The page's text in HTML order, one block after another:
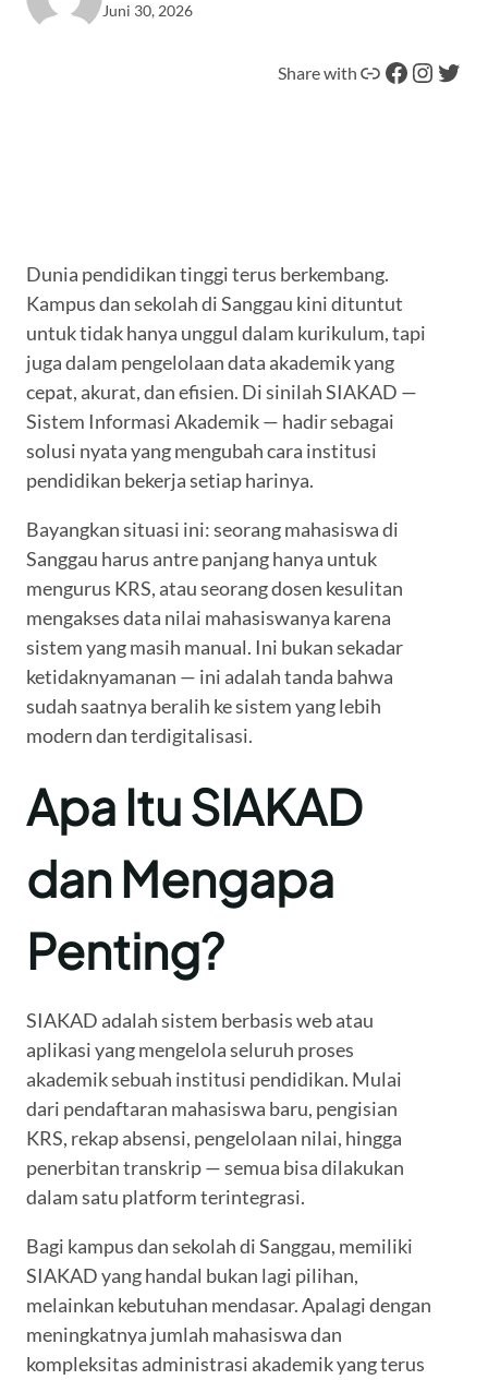
Juni 30, 2026
Share with Tautan Facebook Instagram Twitter
Dunia pendidikan tinggi terus berkembang.
Kampus dan sekolah di Sanggau kini dituntut
untuk tidak hanya unggul dalam kurikulum, tapi
juga dalam pengelolaan data akademik yang
cepat, akurat, dan efisien. Di sinilah SIAKAD —
Sistem Informasi Akademik — hadir sebagai
solusi nyata yang mengubah cara institusi
pendidikan bekerja setiap harinya.
Bayangkan situasi ini: seorang mahasiswa di
Sanggau harus antre panjang hanya untuk
mengurus KRS, atau seorang dosen kesulitan
mengakses data nilai mahasiswanya karena
sistem yang masih manual. Ini bukan sekadar
ketidaknyamanan — ini adalah tanda bahwa
sudah saatnya beralih ke sistem yang lebih
modern dan terdigitalisasi.
Apa Itu SIAKAD
dan Mengapa
Penting?
SIAKAD adalah sistem berbasis web atau
aplikasi yang mengelola seluruh proses
akademik sebuah institusi pendidikan. Mulai
dari pendaftaran mahasiswa baru, pengisian
KRS, rekap absensi, pengelolaan nilai, hingga
penerbitan transkrip — semua bisa dilakukan
dalam satu platform terintegrasi.
Bagi kampus dan sekolah di Sanggau, memiliki
SIAKAD yang handal bukan lagi pilihan,
melainkan kebutuhan mendasar. Apalagi dengan
meningkatnya jumlah mahasiswa dan
kompleksitas administrasi akademik yang terus